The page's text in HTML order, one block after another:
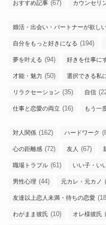
おすすめ記事 (67) カウンセリ
婚活・出会い・パートナーが欲し
自分をもっと好きになる (194)
夢を叶える (94) 好きを仕事に
才能・魅力 (50) 選択できる私
リラクセーション (35) 自信
仕事と恋愛の両立 (16) もう一
対人関係 (162) ハードワーク
心の距離感 (72) 友人 (67)
職場トラブル (61) いい子・い
男性心理 (44) 元カレ・元カノ
友達以上恋人未満・待ちの恋愛
わがまま彼氏 (10) オレ様彼氏